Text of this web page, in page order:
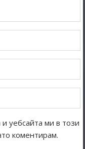
уебсайта ми в този
коментирам.